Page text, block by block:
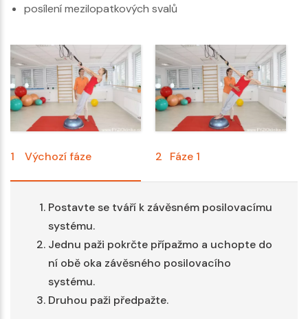
posílení mezilopatkových svalů
1 Výchozí fáze 2 Fáze 1
Postavte se tváří k závěsném posilovacímu
systému.
Jednu paži pokrčte přípažmo a uchopte do
ní obě oka závěsného posilovacího
systému.
Druhou paži předpažte.